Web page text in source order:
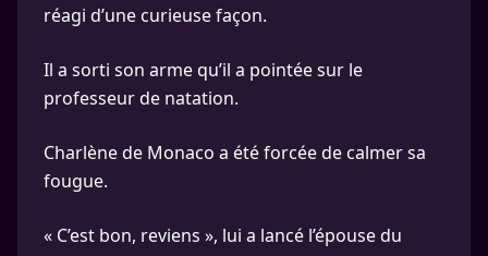
réagi d’une curieuse façon.
Il a sorti son arme qu’il a pointée sur le
professeur de natation.
Charlène de Monaco a été forcée de calmer sa
fougue.
« C’est bon, reviens », lui a lancé l’épouse du